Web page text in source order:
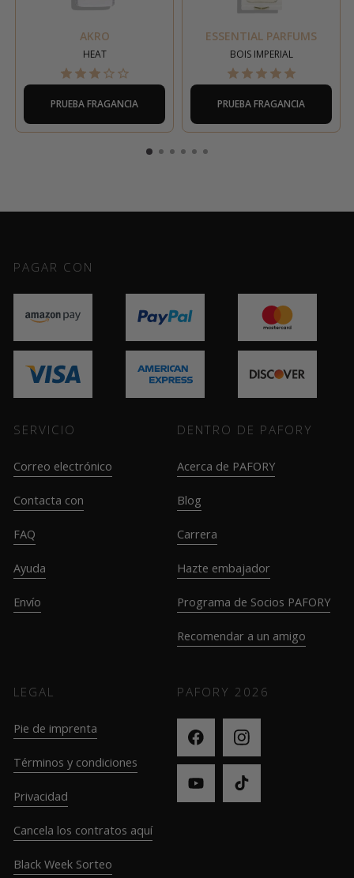
AKRO
HEAT
PRUEBA FRAGANCIA
ESSENTIAL PARFUMS
BOIS IMPERIAL
PRUEBA FRAGANCIA
PAGAR CON
SERVICIO
Correo electrónico
Contacta con
FAQ
Ayuda
Envío
DENTRO DE PAFORY
Acerca de PAFORY
Blog
Carrera
Hazte embajador
Programa de Socios PAFORY
Recomendar a un amigo
LEGAL
Pie de imprenta
Términos y condiciones
Privacidad
Cancela los contratos aquí
Black Week Sorteo
PAFORY 2026